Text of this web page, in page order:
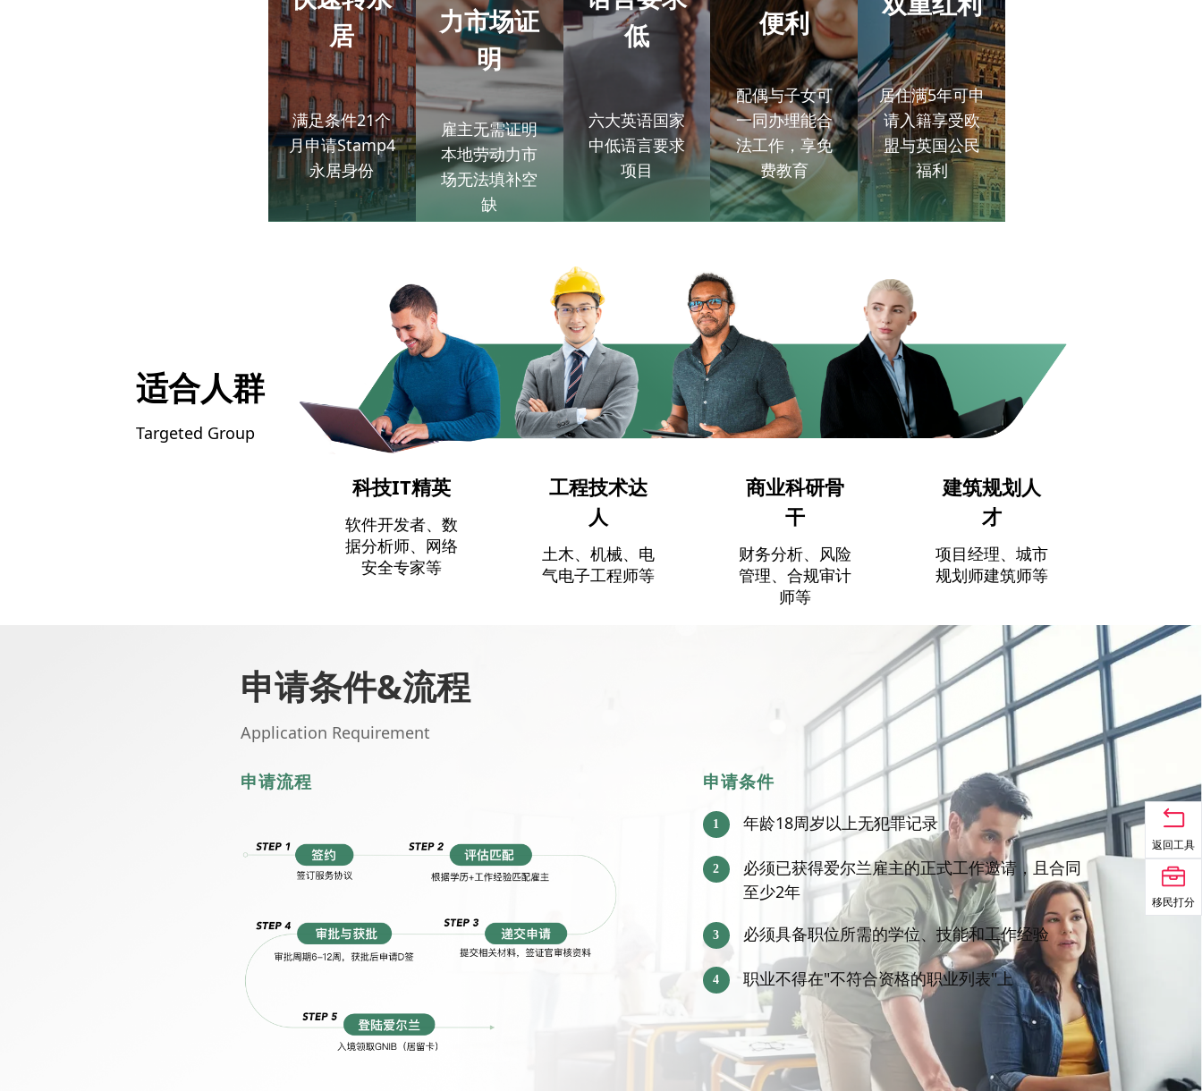
居
满足条件21个
月申请Stamp4
永居身份
力市场证
明
雇主无需证明
本地劳动力市
场无法填补空
缺
低
六大英语国家
中低语言要求
项目
便利
配偶与子女可
一同办理能合
法工作，享免
费教育
居住满5年可申
请入籍享受欧
盟与英国公民
福利
适合人群
Targeted Group
科技IT精英
软件开发者、数
据分析师、网络
安全专家等
工程技术达
人
土木、机械、电
气电子工程师等
商业科研骨
干
财务分析、风险
管理、合规审计
师等
建筑规划人
才
项目经理、城市
规划师建筑师等
申请条件&流程
Application Requirement
申请流程 申请条件
1 年龄18周岁以上无犯罪记录
2
必须已获得爱尔兰雇主的正式工作邀请，且合同
至少2年
3 必须具备职位所需的学位、技能和工作经验
4 职业不得在"不符合资格的职业列表"上
返回工具
移民打分